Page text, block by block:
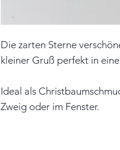
Die zarten Sterne
kleiner Gruß perfekt in
Ideal als
Zweig oder im Fenster.